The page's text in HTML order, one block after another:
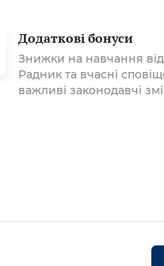
Додаткові бонуси
Знижки на навчання від
Радник та вчасні
важливі законодавчі